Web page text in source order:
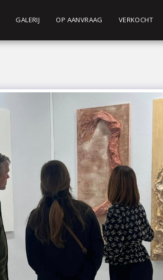
GALERIJ OP AANVRAAG VERKOCHT